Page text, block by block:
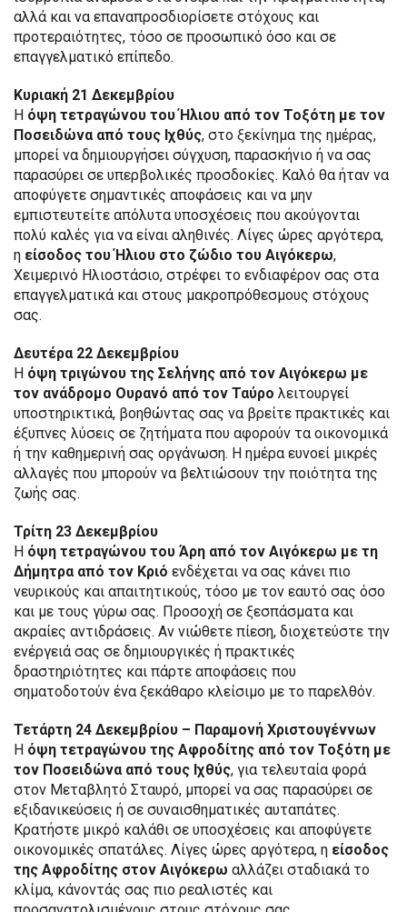
αλλά και να επαναπροσδιορίσετε στόχους και
προτεραιότητες, τόσο σε προσωπικό όσο και σε
επαγγελματικό επίπεδο.
Κυριακή 21 Δεκεμβρίου
Η όψη τετραγώνου του Ήλιου από τον Τοξότη με τον
Ποσειδώνα από τους Ιχθύς, στο ξεκίνημα της ημέρας,
μπορεί να δημιουργήσει σύγχυση, παρασκήνιο ή να σας
παρασύρει σε υπερβολικές προσδοκίες. Καλό θα ήταν να
αποφύγετε σημαντικές αποφάσεις και να μην
εμπιστευτείτε απόλυτα υποσχέσεις που ακούγονται
πολύ καλές για να είναι αληθινές. Λίγες ώρες αργότερα,
η είσοδος του Ήλιου στο ζώδιο του Αιγόκερω,
Χειμερινό Ηλιοστάσιο, στρέφει το ενδιαφέρον σας στα
επαγγελματικά και στους μακροπρόθεσμους στόχους
σας.
Δευτέρα 22 Δεκεμβρίου
Η όψη τριγώνου της Σελήνης από τον Αιγόκερω με
τον ανάδρομο Ουρανό από τον Ταύρο λειτουργεί
υποστηρικτικά, βοηθώντας σας να βρείτε πρακτικές και
έξυπνες λύσεις σε ζητήματα που αφορούν τα οικονομικά
ή την καθημερινή σας οργάνωση. Η ημέρα ευνοεί μικρές
αλλαγές που μπορούν να βελτιώσουν την ποιότητα της
ζωής σας.
Τρίτη 23 Δεκεμβρίου
Η όψη τετραγώνου του Άρη από τον Αιγόκερω με τη
Δήμητρα από τον Κριό ενδέχεται να σας κάνει πιο
νευρικούς και απαιτητικούς, τόσο με τον εαυτό σας όσο
και με τους γύρω σας. Προσοχή σε ξεσπάσματα και
ακραίες αντιδράσεις. Αν νιώθετε πίεση, διοχετεύστε την
ενέργειά σας σε δημιουργικές ή πρακτικές
δραστηριότητες και πάρτε αποφάσεις που
σηματοδοτούν ένα ξεκάθαρο κλείσιμο με το παρελθόν.
Τετάρτη 24 Δεκεμβρίου – Παραμονή Χριστουγέννων
Η όψη τετραγώνου της Αφροδίτης από τον Τοξότη με
τον Ποσειδώνα από τους Ιχθύς, για τελευταία φορά
στον Μεταβλητό Σταυρό, μπορεί να σας παρασύρει σε
εξιδανικεύσεις ή σε συναισθηματικές αυταπάτες.
Κρατήστε μικρό καλάθι σε υποσχέσεις και αποφύγετε
οικονομικές σπατάλες. Λίγες ώρες αργότερα, η είσοδος
της Αφροδίτης στον Αιγόκερω αλλάζει σταδιακά το
κλίμα, κάνοντάς σας πιο ρεαλιστές και